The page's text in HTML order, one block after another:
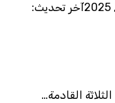
آخر تحديث:
القادمة…